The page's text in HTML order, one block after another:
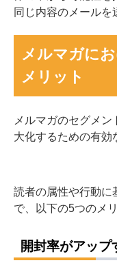
同じ内容のメールを
メルマガに
メリット
メルマガのセグメ
大化するための有効
読者の属性や行動に
で、以下の5つのメ
開封率がアップ